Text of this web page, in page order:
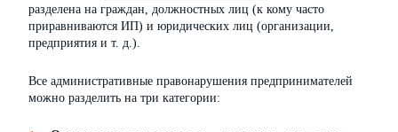
разделена на граждан, должностных лиц (к кому часто
приравниваются ИП) и юридических лиц (организации,
предприятия и т. д.).
Все административные правонарушения предпринимателей
можно разделить на три категории: